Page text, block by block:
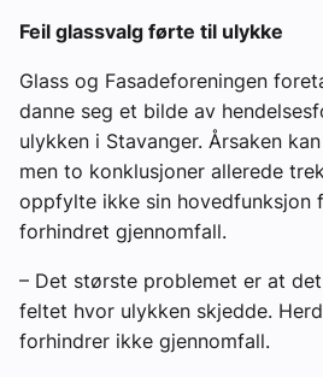
Feil glassvalg førte til ulykke
Glass og Fasadeforeningen
danne seg et bilde av
ulykken i Stavanger. Årsaken
men to konklusjoner allerede
oppfylte ikke sin hovedfunksjon
forhindret gjennomfall.
– Det største problemet er at
feltet hvor ulykken skjedde.
forhindrer ikke gjennomfall.